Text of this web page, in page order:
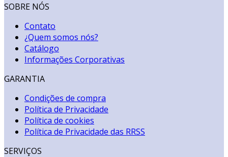
SOBRE NÓS
Contato
¿Quem somos nós?
Catálogo
Informações Corporativas
GARANTIA
Condições de compra
Política de Privacidade
Política de cookies
Política de Privacidade das RRSS
SERVIÇOS